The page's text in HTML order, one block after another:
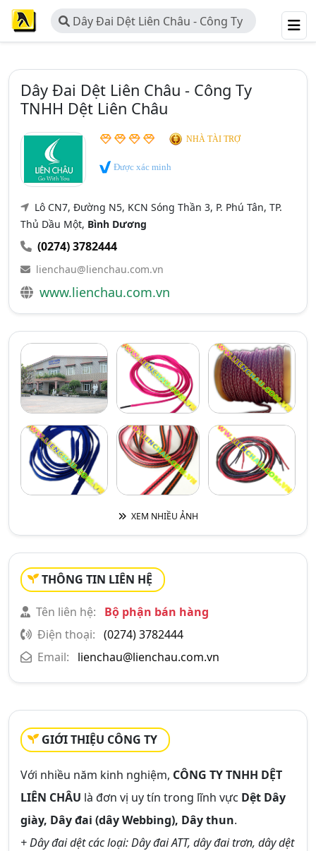
Dây Đai Dệt Liên Châu - Công Ty
TNHH Dệt Liên Châu
Dây Đai Dệt Liên Châu - Công Ty
TNHH Dệt Liên Châu
NHÀ TÀI TRỢ
Được xác minh
Lô CN7, Đường N5, KCN Sóng Thần 3, P. Phú Tân, TP.
Thủ Dầu Một, Bình Dương
(0274) 3782444
lienchau@lienchau.com.vn
www.lienchau.com.vn
XEM NHIỀU ẢNH
THÔNG TIN LIÊN HỆ
Tên liên hệ:
Bộ phận bán hàng
Điện thoại: (0274) 3782444
Email:
lienchau@lienchau.com.vn
GIỚI THIỆU CÔNG TY
Với nhiều năm kinh nghiệm, CÔNG TY TNHH DỆT
LIÊN CHÂU là đơn vị uy tín trong lĩnh vực Dệt Dây
giày, Dây đai (dây Webbing), Dây thun.
+ Dây đai dệt các loại: Dây đai ATT, dây đai trơn, dây dệt